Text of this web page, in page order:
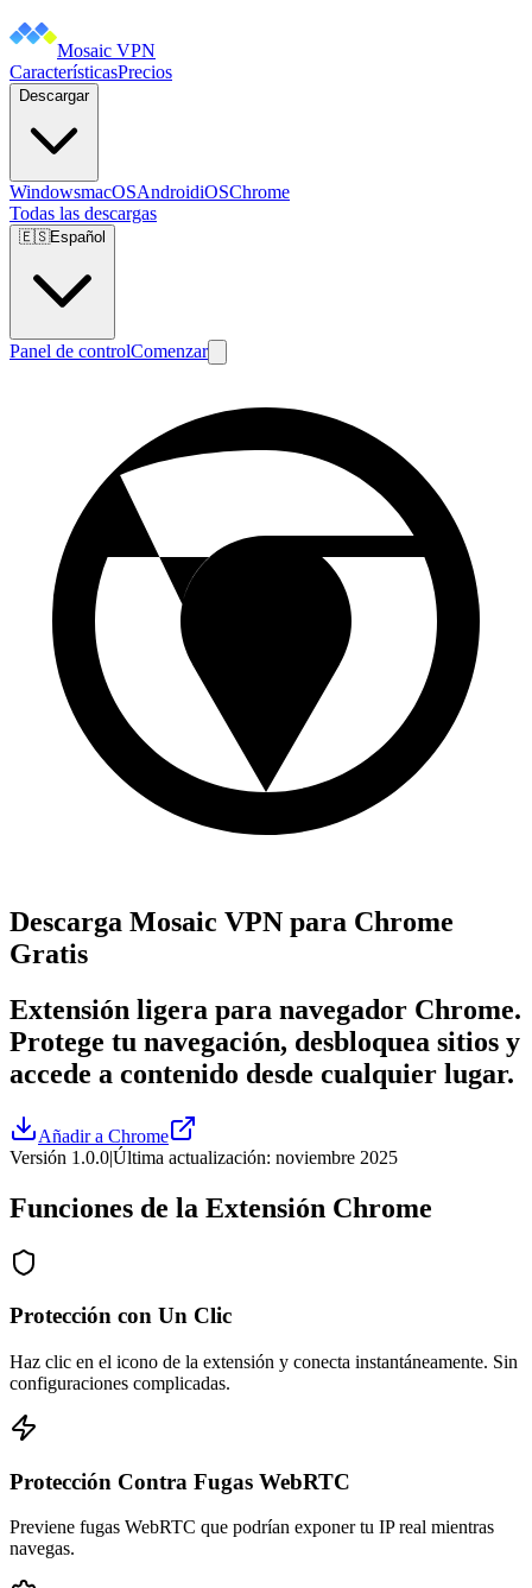
Mosaic VPN
CaracterísticasPrecios
Descargar
WindowsmacOSAndroidiOSChrome
Todas las descargas
🇪🇸Español
Panel de controlComenzar
Descarga Mosaic VPN para Chrome
Gratis
Extensión ligera para navegador Chrome.
Protege tu navegación, desbloquea sitios y
accede a contenido desde cualquier lugar.
Añadir a Chrome
Versión 1.0.0|Última actualización: noviembre 2025
Funciones de la Extensión Chrome
Protección con Un Clic
Haz clic en el icono de la extensión y conecta instantáneamente. Sin
configuraciones complicadas.
Protección Contra Fugas WebRTC
Previene fugas WebRTC que podrían exponer tu IP real mientras
navegas.